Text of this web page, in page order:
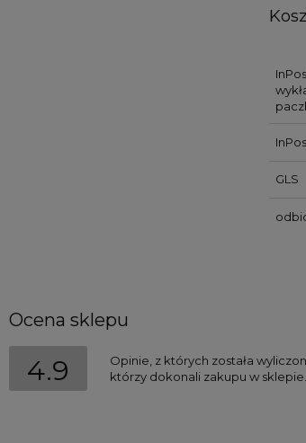
GLS
Ocena sklepu
4.9
Opinie, z których została
którzy dokonali zakupu w sklepie.